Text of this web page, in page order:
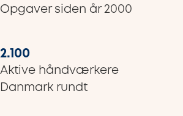
Opgaver siden år 2000
2.100
Aktive håndværkere
Danmark rundt